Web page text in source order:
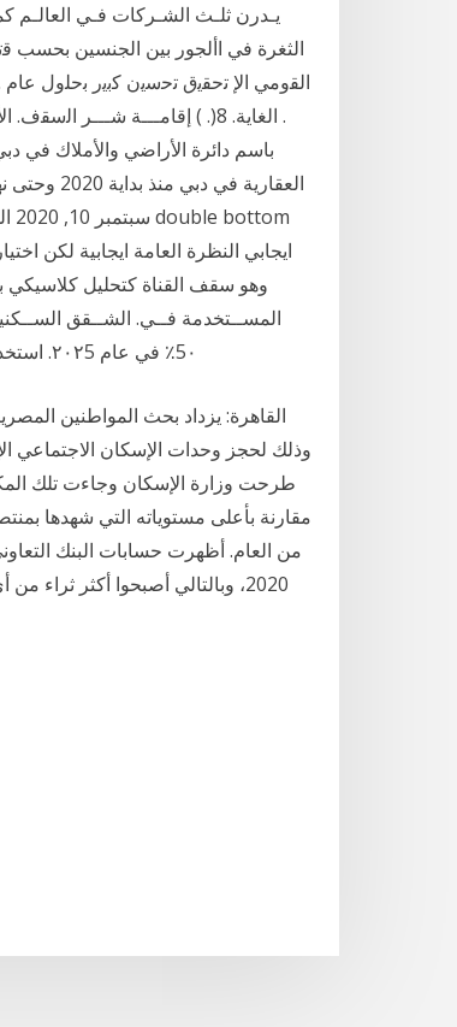
يـدرن ثلـث الشـركات فـي العالـم
الثغرة في األجور بين الجنسين بحسب
وهو سقف القناة كتحليل كلاسيكي
5٠٪ في عام ٢٠٢5. استخدام الفحم المكاسب الحرارية من اإلشعاع الشمسي إلى رفع درجات
وذلك لحجز وحدات الإسكان الاجتماعي
من العام. أظهرت حسابات البنك
2020، وبالتالي أصبحوا أكثر